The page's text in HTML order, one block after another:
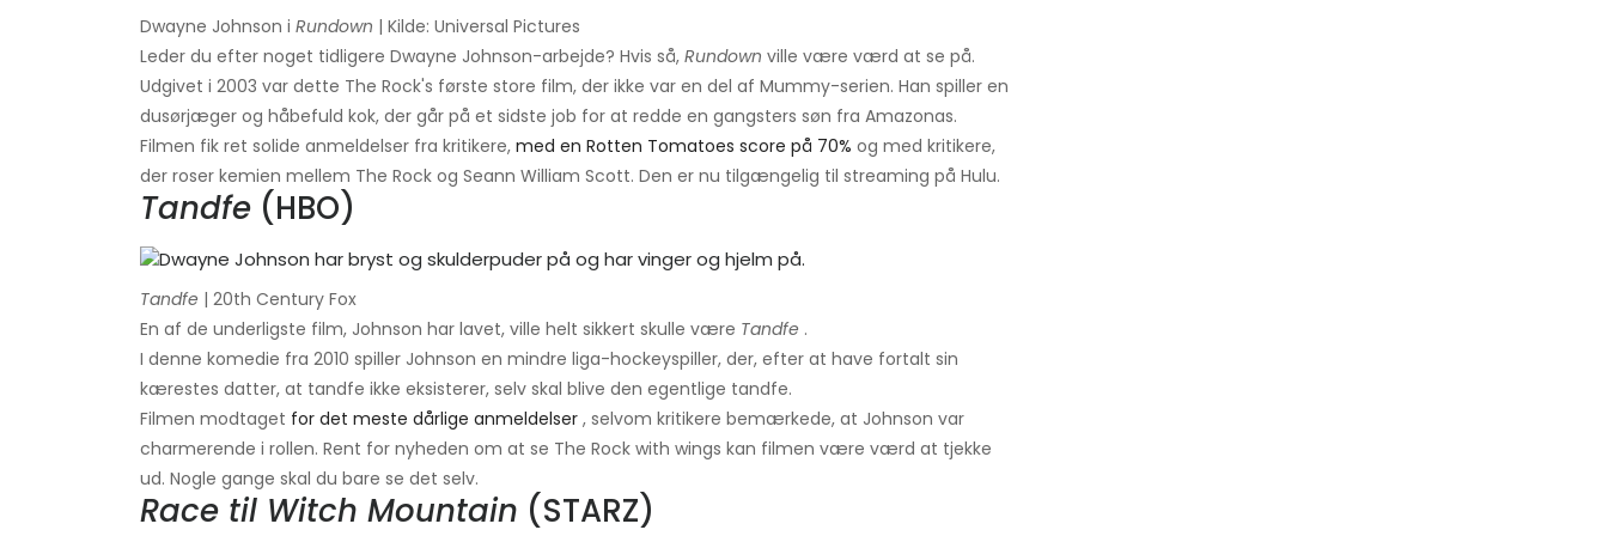
Dwayne Johnson i Rundown | Kilde: Universal Pictures
Leder du efter noget tidligere Dwayne Johnson-arbejde? Hvis så, Rundown ville være værd at se på.
Udgivet i 2003 var dette The Rock's første store film, der ikke var en del af Mummy-serien. Han spiller en
dusørjæger og håbefuld kok, der går på et sidste job for at redde en gangsters søn fra Amazonas.
Filmen fik ret solide anmeldelser fra kritikere, med en Rotten Tomatoes score på 70% og med kritikere,
der roser kemien mellem The Rock og Seann William Scott. Den er nu tilgængelig til streaming på Hulu.
Tandfe (HBO)
Tandfe | 20th Century Fox
En af de underligste film, Johnson har lavet, ville helt sikkert skulle være Tandfe .
I denne komedie fra 2010 spiller Johnson en mindre liga-hockeyspiller, der, efter at have fortalt sin
kærestes datter, at tandfe ikke eksisterer, selv skal blive den egentlige tandfe.
Filmen modtaget for det meste dårlige anmeldelser , selvom kritikere bemærkede, at Johnson var
charmerende i rollen. Rent for nyheden om at se The Rock with wings kan filmen være værd at tjekke
ud. Nogle gange skal du bare se det selv.
Race til Witch Mountain (STARZ)